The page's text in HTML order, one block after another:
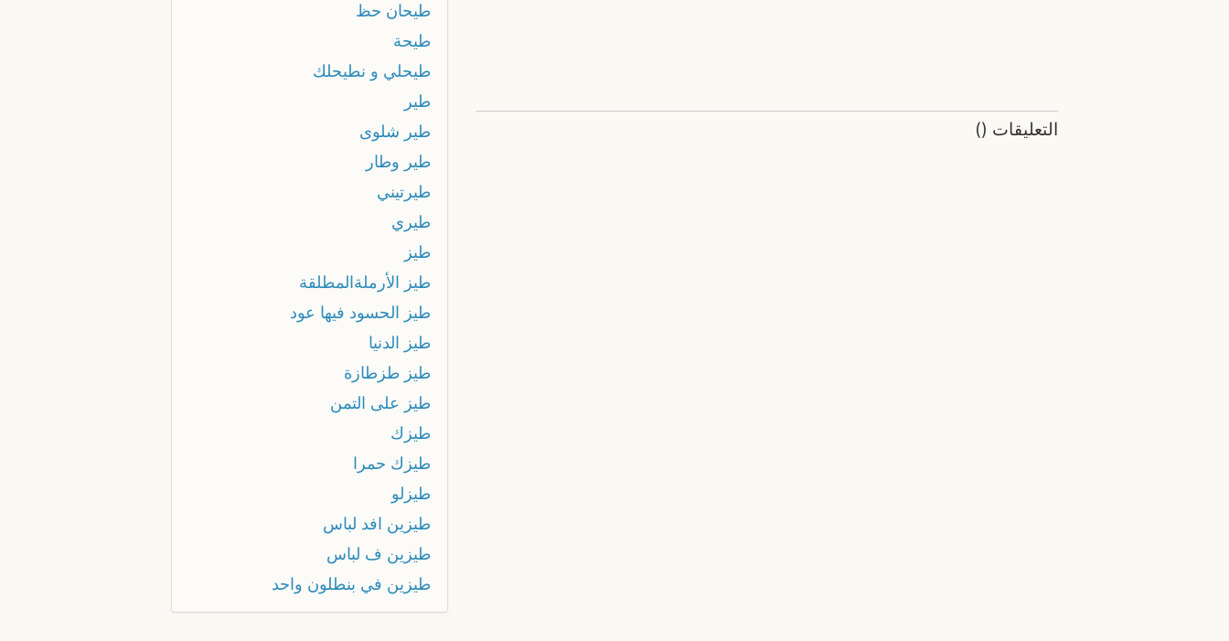
التعليقات (
)
طيحان حظ
طيحة
طيحلي و نطيحلك
طير
طير شلوى
طير وطار
طيرتيني
طيري
طيز
طيز الأرملةالمطلقة
طيز الحسود فيها عود
طيز الدنيا
طيز طزطازة
طيز على التمن
طيزك
طيزك حمرا
طيزلو
طيزين افد لباس
طيزين ف لباس
طيزين في بنطلون واحد